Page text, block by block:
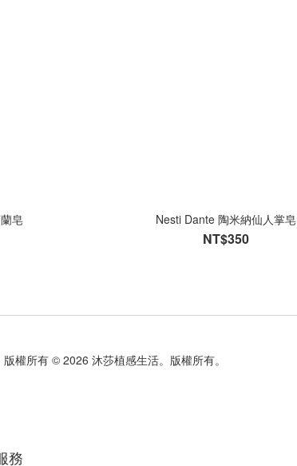
皂 Nesti Dante 陶米納仙人掌皂
NT$350
版權所有 © 2026 沐莎植感生活。版權所有。
務